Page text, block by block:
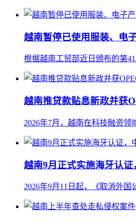
越南暂停已使用服装、电
根据越南工贸部近日颁布的第
越南推贷款贴息新政并获
2026年7月，越南在科技融资
越南9月正式实施海牙认
2026年9月11日起，《取消外